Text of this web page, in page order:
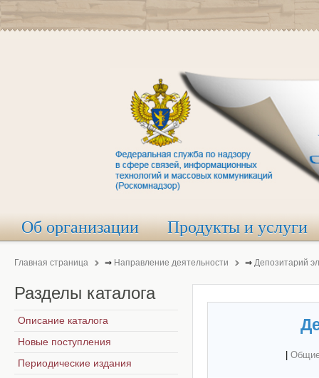
Об организации Продукты и услуги
Главная страница ⇒ Направление деятельности ⇒ Депозитарий
Разделы каталога
Описание каталога
Новые поступления
Периодические издания